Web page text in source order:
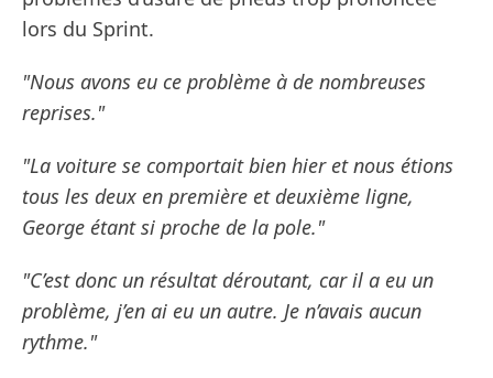
lors du Sprint.
"Nous avons eu ce problème à de nombreuses
reprises."
"La voiture se comportait bien hier et nous étions
tous les deux en première et deuxième ligne,
George étant si proche de la pole."
"C’est donc un résultat déroutant, car il a eu un
problème, j’en ai eu un autre. Je n’avais aucun
rythme."